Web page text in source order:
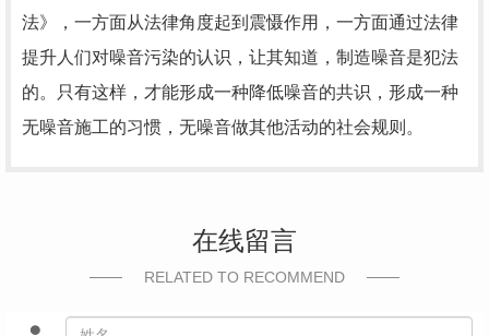
法》，一方面从法律角度起到震慑作用，一方面通过法律
提升人们对噪音污染的认识，让其知道，制造噪音是犯法
的。只有这样，才能形成一种降低噪音的共识，形成一种
无噪音施工的习惯，无噪音做其他活动的社会规则。
在线留言
RELATED TO RECOMMEND